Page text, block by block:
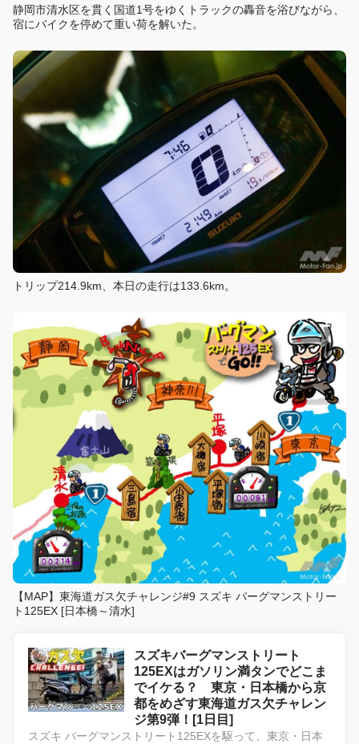
静岡市清水区を貫く国道1号をゆくトラックの轟音を浴びながら、
宿にバイクを停めて重い荷を解いた。
トリップ214.9km、本日の走行は133.6km。
【MAP】東海道ガス欠チャレンジ#9 スズキ バーグマンストリー
ト125EX [日本橋～清水]
スズキバーグマンストリート
125EXはガソリン満タンでどこま
でイケる？ 東京・日本橋から京
都をめざす東海道ガス欠チャレン
ジ第9弾！[1日目]
スズキ バーグマンストリート125EXを駆って、東京・日本